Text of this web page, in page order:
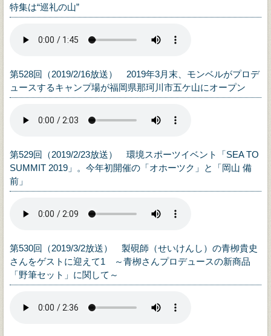
特集は“巡礼の山”
第528回（2019/2/16放送） 2019年3月末、モンベルがプロデ
ュースするキャンプ場が福岡県那珂川市五ケ山にオープン
第529回（2019/2/23放送） 環境スポーツイベント「SEA TO
SUMMIT 2019」。今年初開催の「オホーツク」と「岡山 備
前」
第530回（2019/3/2放送） 製硯師（せいけんし）の青栁貴史
さんをゲストに迎えて1 ～青栁さんプロデュースの新商品
「野筆セット」に関して～